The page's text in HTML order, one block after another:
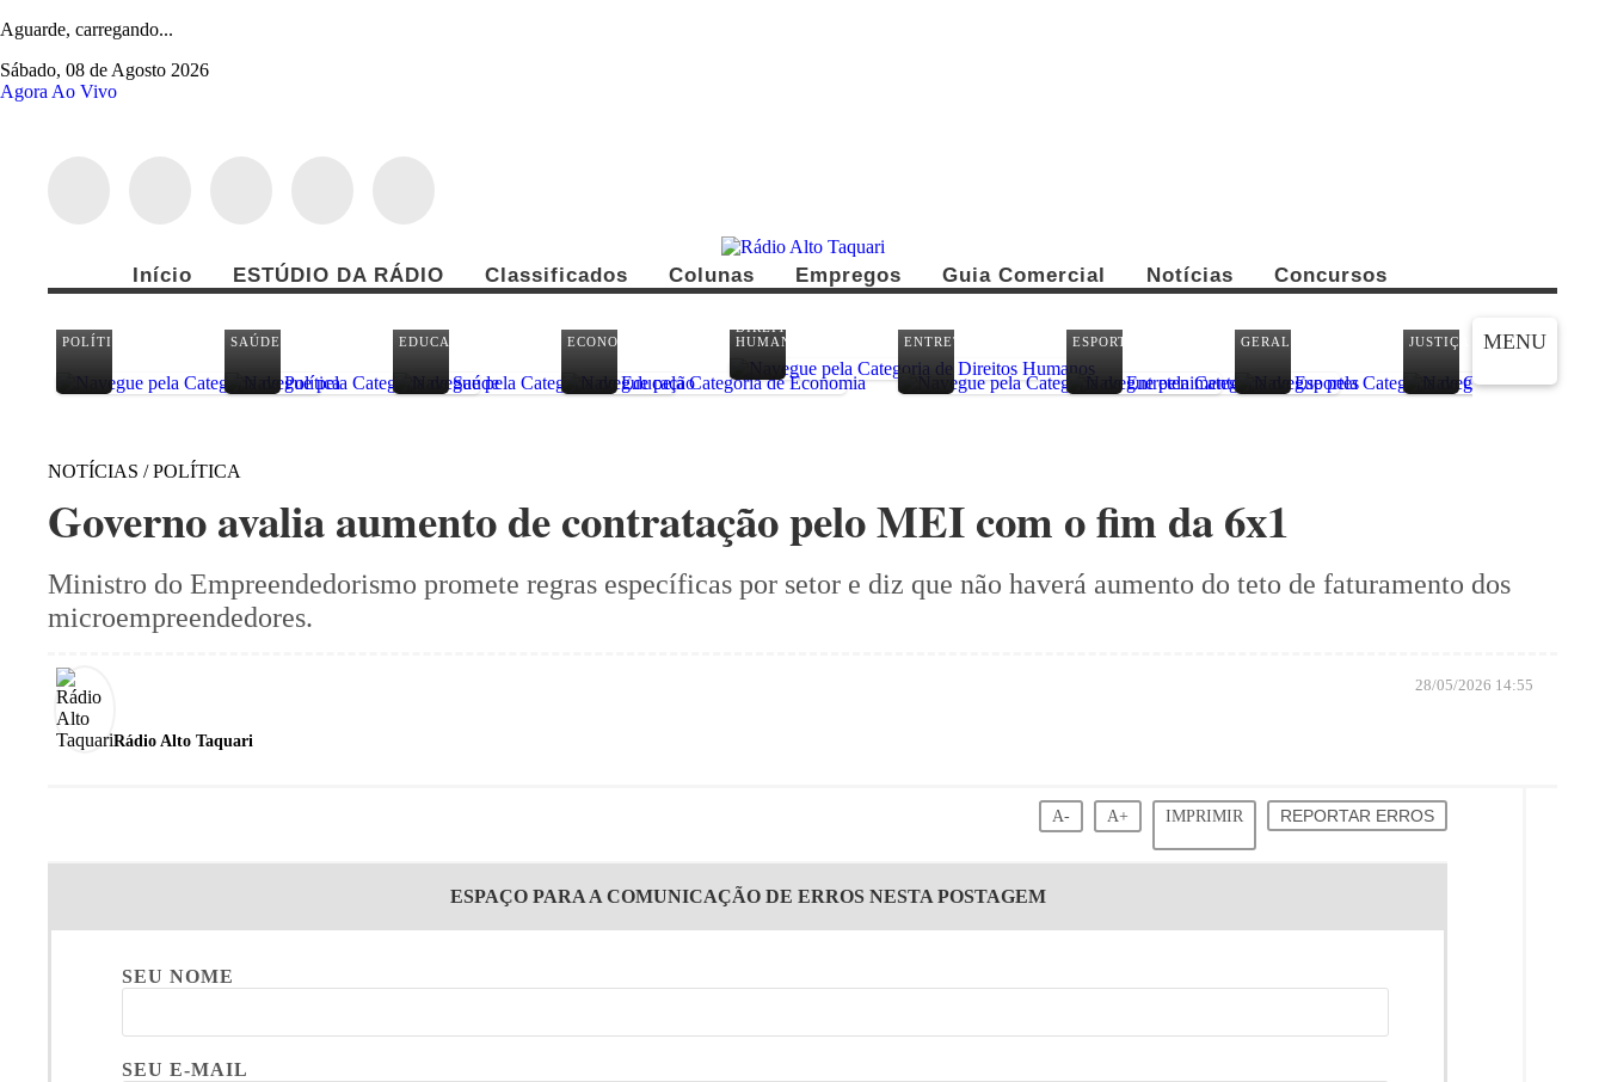
Aguarde, carregando...
Sábado, 08 de Agosto 2026
Agora Ao Vivo
MENU
Início ESTÚDIO DA RÁDIO Classificados Colunas Empregos Guia Comercial Notícias Concursos
POLÍTICA SAÚDE EDUCAÇÃO ECONOMIA
DIREITOS
HUMANOS
ENTRETENIMENTO ESPORTES GERAL JUSTIÇA
NOTÍCIAS / POLÍTICA
Governo avalia aumento de contratação pelo MEI com o fim da 6x1
Ministro do Empreendedorismo promete regras específicas por setor e diz que não haverá aumento do teto de faturamento dos
microempreendedores.
Rádio Alto Taquari
28/05/2026 14:55
A- A+ IMPRIMIR REPORTAR ERROS
ESPAÇO PARA A COMUNICAÇÃO DE ERROS NESTA POSTAGEM
SEU NOME
SEU E-MAIL